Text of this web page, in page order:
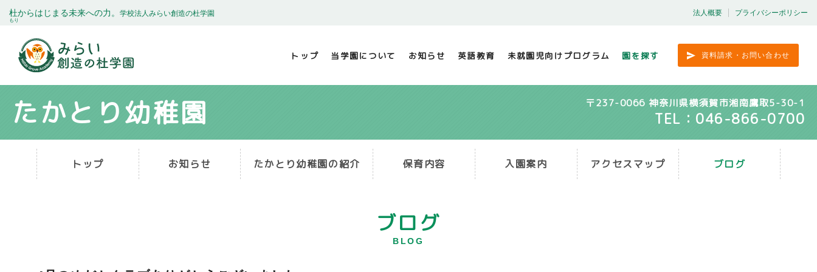
杜
もり
からはじまる未来への力。 学校法人みらい創造の杜学園 法人概要 プライバシーポリシー
トップ 当学園について お知らせ 英語教育 未就園児向けプログラム 園を探す 資料請求・お問い合わせ
たかとり幼稚園 〒237-0066 神奈川県横須賀市湘南鷹取5-30-1
TEL：046-866-0700
トップ お知らせ たかとり幼稚園の紹介 保育内容 入園案内 アクセスマップ ブログ
ブログ
BLOG